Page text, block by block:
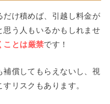
だけ積めば、引越し料金が
う人もいるかもしれませ
ことは厳禁です！
償してもらえないし、視
リスクもあります。